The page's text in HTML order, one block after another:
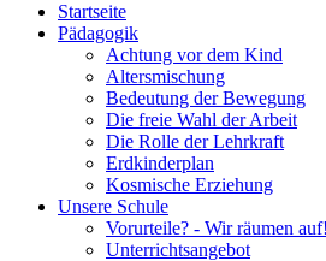
Startseite
Pädagogik
Achtung vor dem Kind
Altersmischung
Bedeutung der Bewegung
Die freie Wahl der Arbeit
Die Rolle der Lehrkraft
Erdkinderplan
Kosmische Erziehung
Unsere Schule
Vorurteile? - Wir räumen auf!
Unterrichtsangebot